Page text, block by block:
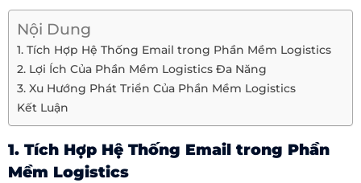
Nội Dung
1. Tích Hợp Hệ Thống Email trong Phần Mềm Logistics
2. Lợi Ích Của Phần Mềm Logistics Đa Năng
3. Xu Hướng Phát Triển Của Phần Mềm Logistics
Kết Luận
1. Tích Hợp Hệ Thống Email trong Phần
Mềm Logistics